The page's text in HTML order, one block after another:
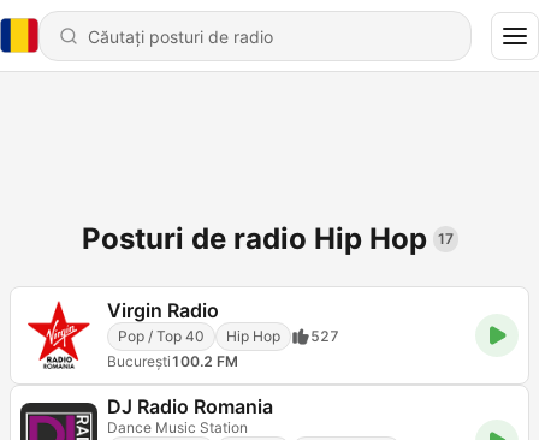
Posturi de radio Hip Hop 17
Virgin Radio
Pop / Top 40 Hip Hop
527
Bucureşti100.2 FM
DJ Radio Romania
Dance Music Station